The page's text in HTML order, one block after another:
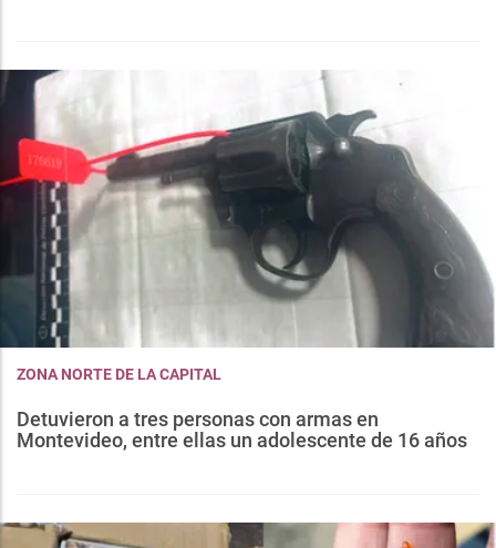
ZONA NORTE DE LA CAPITAL
Detuvieron a tres personas con armas en
Montevideo, entre ellas un adolescente de 16 años